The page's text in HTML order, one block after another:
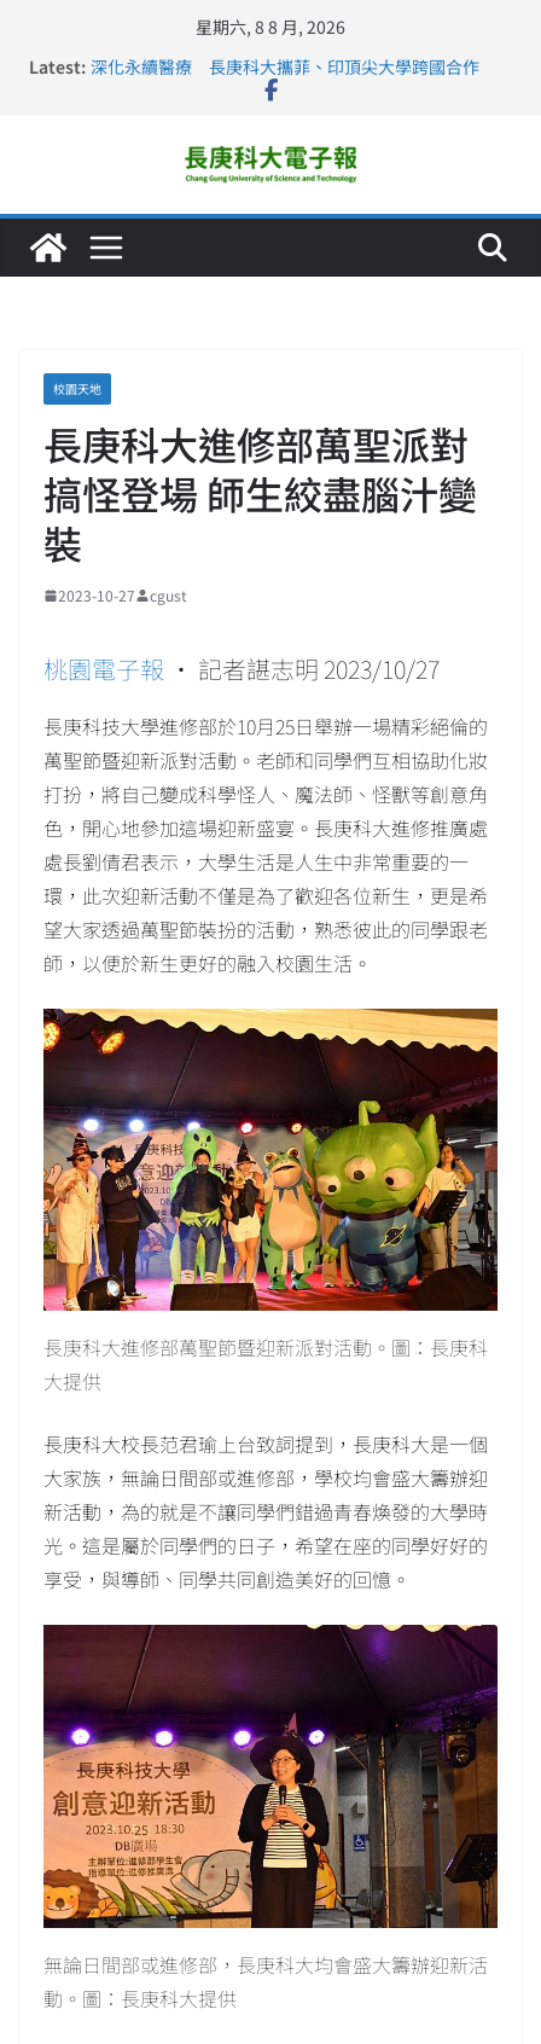
星期六, 8 8 月, 2026
Latest: 深化永續醫療 長庚科大攜菲、印頂尖大學跨國合作
長庚科大訪凱瑟醫療集團、美容學校收穫豐
仁德醫專與長庚科大締結策略聯盟 培育護理尖兵
長庚科大連四年穩居《遠見》醫學大學第5名 辦學實力再
校園天地
長庚科大進修部萬聖派對
搞怪登場 師生絞盡腦汁變
裝
2023-10-27 cgust
桃園電子報 • 記者諶志明 2023/10/27
長庚科技大學進修部於10月25日舉辦一場精彩絕倫的
萬聖節暨迎新派對活動。老師和同學們互相協助化妝
打扮，將自己變成科學怪人、魔法師、怪獸等創意角
色，開心地參加這場迎新盛宴。長庚科大進修推廣處
處長劉倩君表示，大學生活是人生中非常重要的一
環，此次迎新活動不僅是為了歡迎各位新生，更是希
望大家透過萬聖節裝扮的活動，熟悉彼此的同學跟老
師，以便於新生更好的融入校園生活。
長庚科大進修部萬聖節暨迎新派對活動。圖：長庚科
大提供
長庚科大校長范君瑜上台致詞提到，長庚科大是一個
大家族，無論日間部或進修部，學校均會盛大籌辦迎
新活動，為的就是不讓同學們錯過青春煥發的大學時
光。這是屬於同學們的日子，希望在座的同學好好的
享受，與導師、同學共同創造美好的回憶。
無論日間部或進修部，長庚科大均會盛大籌辦迎新活
動。圖：長庚科大提供